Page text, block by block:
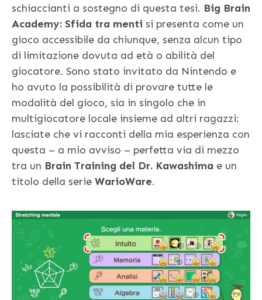
schiaccianti a sostegno di questa tesi. Big Brain
Academy: Sfida tra menti si presenta come un
gioco accessibile da chiunque, senza alcun tipo
di limitazione dovuta ad età o abilità del
giocatore. Sono stato invitato da Nintendo e
ho avuto la possibilità di provare tutte le
modalità del gioco, sia in singolo che in
multigiocatore locale insieme ad altri ragazzi:
lasciate che vi racconti della mia esperienza con
questa – a mio avviso – perfetta via di mezzo
tra un Brain Training del Dr. Kawashima e un
titolo della serie WarioWare.